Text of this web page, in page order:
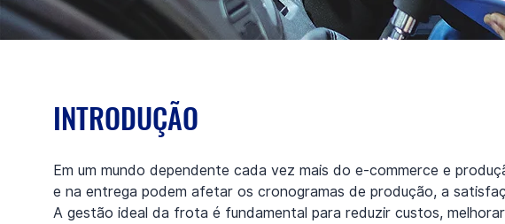
INTRODUÇÃO
Em um mundo dependente cada vez mais do e-commerce e
e na entrega podem afetar os cronogramas de produção, a
A gestão ideal da frota é fundamental para reduzir custos,